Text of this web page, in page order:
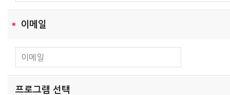
* 이메일
프로그램 선택